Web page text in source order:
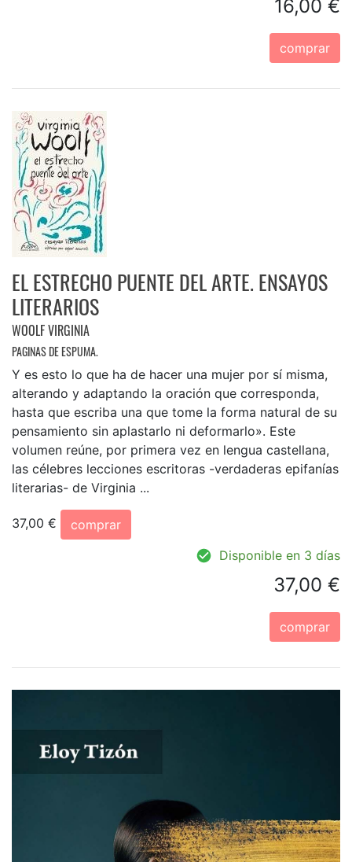
16,00 €
comprar
EL ESTRECHO PUENTE DEL ARTE. ENSAYOS
LITERARIOS
WOOLF VIRGINIA
PAGINAS DE ESPUMA.
Y es esto lo que ha de hacer una mujer por sí misma,
alterando y adaptando la oración que corresponda,
hasta que escriba una que tome la forma natural de su
pensamiento sin aplastarlo ni deformarlo». Este
volumen reúne, por primera vez en lengua castellana,
las célebres lecciones escritoras -verdaderas epifanías
literarias- de Virginia ...
37,00 €
comprar
Disponible en 3 días
37,00 €
comprar